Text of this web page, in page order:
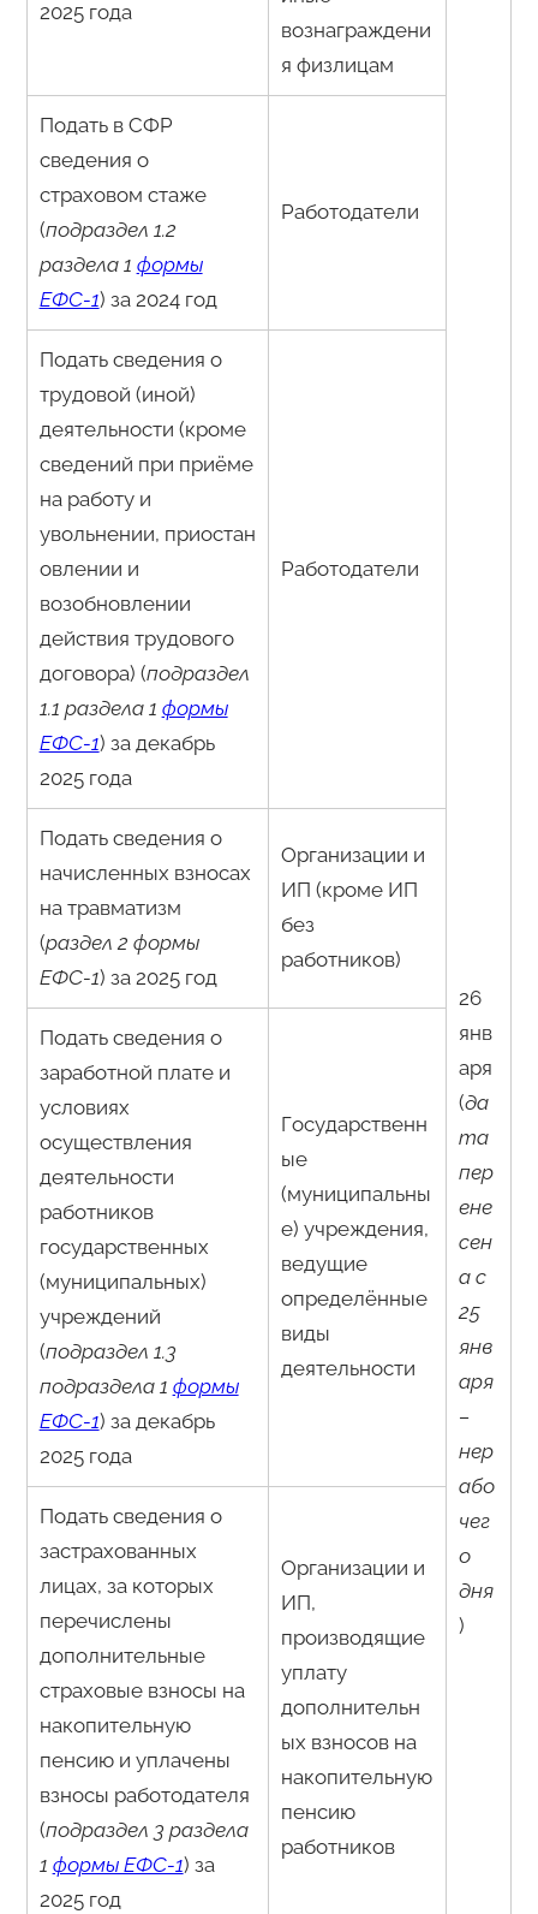
26
янв
аря
(да
та
пер
ене
сен
а с
25
янв
аря
–
нер
або
чег
о
дня
)
2025 года
вознаграждени
я физлицам
Подать в СФР
сведения о
страховом стаже
(подраздел 1.2
раздела 1 формы
ЕФС-1) за 2024 год
Работодатели
Подать сведения о
трудовой (иной)
деятельности (кроме
сведений при приёме
на работу и
увольнении, приостан
овлении и
возобновлении
действия трудового
договора) (подраздел
1.1 раздела 1 формы
ЕФС-1) за декабрь
2025 года
Работодатели
Подать сведения о
начисленных взносах
на травматизм
(раздел 2 формы
ЕФС-1) за 2025 год
Организации и
ИП (кроме ИП
без
работников)
Подать сведения о
заработной плате и
условиях
осуществления
деятельности
работников
государственных
(муниципальных)
учреждений
(подраздел 1.3
подраздела 1 формы
ЕФС-1) за декабрь
2025 года
Государственн
ые
(муниципальны
е) учреждения,
ведущие
определённые
виды
деятельности
Подать сведения о
застрахованных
лицах, за которых
перечислены
дополнительные
страховые взносы на
накопительную
пенсию и уплачены
взносы работодателя
(подраздел 3 раздела
1 формы ЕФС-1) за
2025 год
Организации и
ИП,
производящие
уплату
дополнительн
ых взносов на
накопительную
пенсию
работников